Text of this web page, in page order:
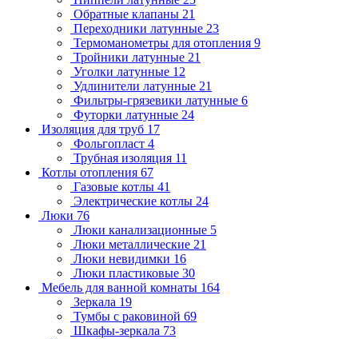
Обратные клапаны 21
Переходники латунные 23
Термоманометры для отопления 9
Тройники латунные 21
Уголки латунные 12
Удлинители латунные 21
Фильтры-грязевики латунные 6
Футорки латунные 24
Изоляция для труб 17
Фольгопласт 4
Трубная изоляция 11
Котлы отопления 67
Газовые котлы 41
Электрические котлы 24
Люки 76
Люки канализационные 5
Люки металлические 21
Люки невидимки 16
Люки пластиковые 30
Мебель для ванной комнаты 164
Зеркала 19
Тумбы с раковиной 69
Шкафы-зеркала 73